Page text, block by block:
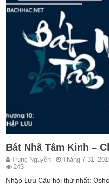
Bát Nhã Tâm Kinh –
Trung Nguyễn Tháng 7 31,
243
Nhập Lưu Câu hỏi thứ nhất: